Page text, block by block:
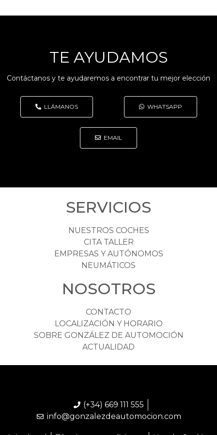
TE AYUDAMOS
Contáctanos y te ayudaremos a encontrar tu mejor elección
LLÁMANOS WHATSAPP
EMAIL
SERVICIOS
NUESTROS COCHES
CITA TALLER
EMPRESAS Y AUTÓNOMOS
NEUMÁTICOS
NOSOTROS
CONTACTO
LOCALIZACIÓN Y HORARIO
SOBRE GONZÁLEZ DE AUTOMOCIÓN
ACTUALIDAD
(+34) 669 111 555
info@gonzalezdeautomocion.com